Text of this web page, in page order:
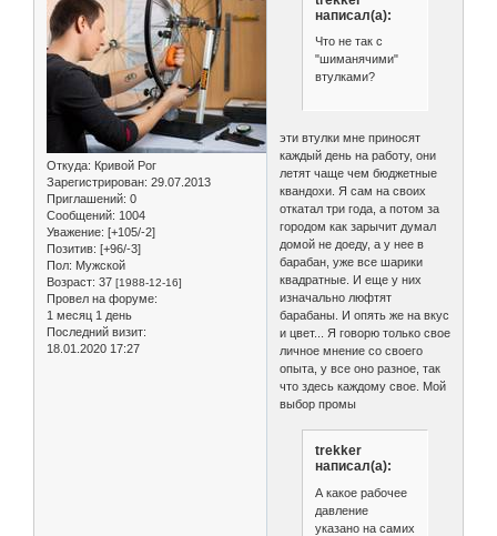
Откуда: Кривой Рог
Зарегистрирован: 29.07.2013
Приглашений: 0
Сообщений: 1004
Уважение: [+105/-2]
Позитив: [+96/-3]
Пол: Мужской
Возраст: 37 [1988-12-16]
Провел на форуме:
1 месяц 1 день
Последний визит:
18.01.2020 17:27
написал(а):
Что не так с
"шиманячими"
втулками?
эти втулки мне приносят
каждый день на работу, они
летят чаще чем бюджетные
квандохи. Я сам на своих
откатал три года, а потом за
городом как зарычит думал
домой не доеду, а у нее в
барабан, уже все шарики
квадратные. И еще у них
изначально люфтят
барабаны. И опять же на вкус
и цвет... Я говорю только свое
личное мнение со своего
опыта, у все оно разное, так
что здесь каждому свое. Мой
выбор промы
trekker
написал(а):
А какое рабочее
давление
указано на самих